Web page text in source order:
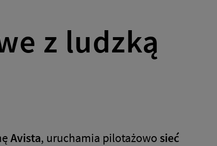
z ludzką
Avista, uruchamia pilotażowo sieć